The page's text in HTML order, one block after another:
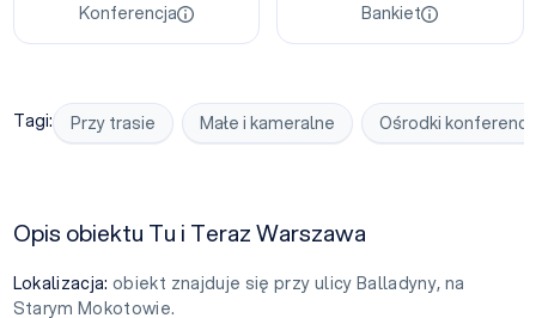
Konferencja Bankiet
Tagi: Przy trasie Małe i kameralne Ośrodki
Opis obiektu Tu i Teraz Warszawa
Lokalizacja:obiekt znajduje się przy ulicy Balladyny, na
Starym Mokotowie.